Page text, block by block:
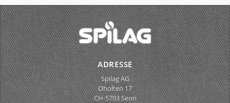
ADRESSE
Spilag AG
Oholten 17
CH-5703 Seon